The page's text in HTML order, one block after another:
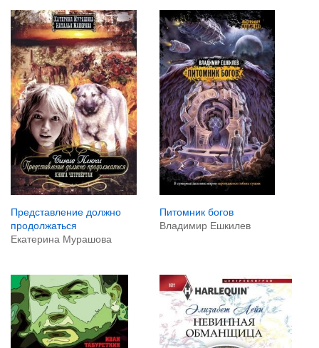
Представление должно
продолжаться
Екатерина Мурашова
Питомник богов
Владимир Ешкилев